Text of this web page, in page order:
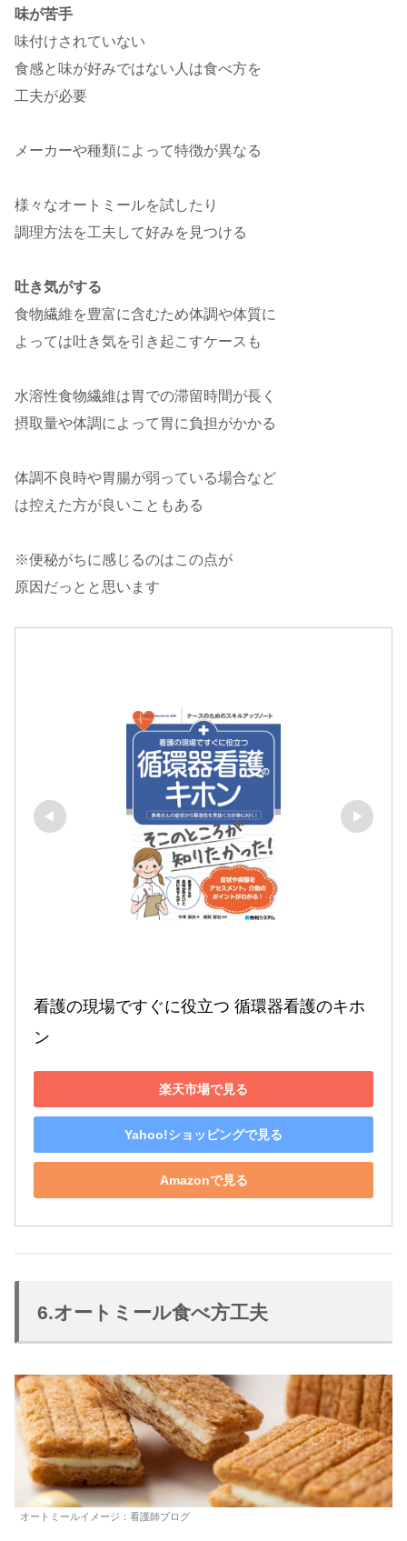
味が苦手
味付けされていない
食感と味が好みではない人は食べ方を
工夫が必要
メーカーや種類によって特徴が異なる
様々なオートミールを試したり
調理方法を工夫して好みを見つける
吐き気がする
食物繊維を豊富に含むため体調や体質に
よっては吐き気を引き起こすケースも
水溶性食物繊維は胃での滞留時間が長く
摂取量や体調によって胃に負担がかかる
体調不良時や胃腸が弱っている場合など
は控えた方が良いこともある
※便秘がちに感じるのはこの点が
原因だっとと思います
看護の現場ですぐに役立つ 循環器看護のキホ
ン
楽天市場で見る
Yahoo!ショッピングで見る
Amazonで見る
6.オートミール食べ方工夫
オートミールイメージ：看護師ブログ